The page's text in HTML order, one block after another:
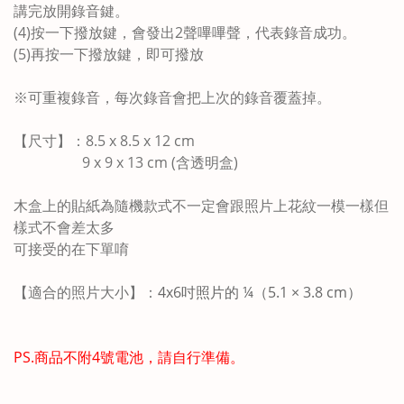
講完放開錄音鍵。
(4)按一下撥放鍵，會發出2聲嗶嗶聲，代表錄音成功。
(5)再按一下撥放鍵，即可撥放
※可重複錄音，每次錄音會把上次的錄音覆蓋掉。
【尺寸】：8.5 x 8.5 x 12 cm
9 x 9 x 13 cm (含透明盒)
木盒上的貼紙為隨機款式不一定會跟照片上花紋一模一樣但
樣式不會差太多
可接受的在下單唷
【適合的照片大小】： 4x6吋照片的 ¼（5.1 × 3.8 cm）
PS.商品不附4號電池，請自行準備。